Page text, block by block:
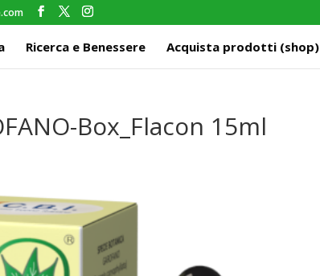
Ricerca e Benessere Acquista prodotti (shop)
Box_Flacon 15ml